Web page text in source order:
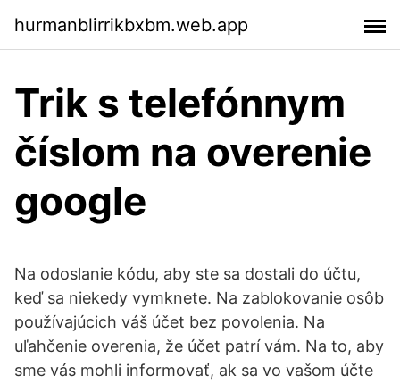
hurmanblirrikbxbm.web.app
Trik s telefónnym
číslom na overenie
google
Na odoslanie kódu, aby ste sa dostali do účtu,
keď sa niekedy vymknete. Na zablokovanie osôb
používajúcich váš účet bez povolenia. Na
uľahčenie overenia, že účet patrí vám. Na to, aby
sme vás mohli informovať, ak sa vo vašom účte